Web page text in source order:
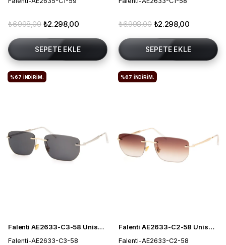
₺2.298,00
₺6.998,00
SEPETE EKLE
₺2.298,00
₺6.998,00
SEPETE EKLE
Falenti AE2633-C3-58 Unisex Güneş Gözlüğü
Falenti-AE2633-C3-58
%67 İNDIRIM.
Falenti AE2633-C2-58 Unisex Güneş Gözlüğü
Falenti-AE2633-C2-58
%67 İNDIRIM.